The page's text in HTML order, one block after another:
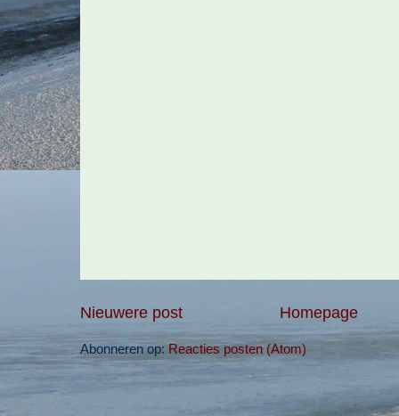
Nieuwere post Homepage
Abonneren op: Reacties posten (Atom)